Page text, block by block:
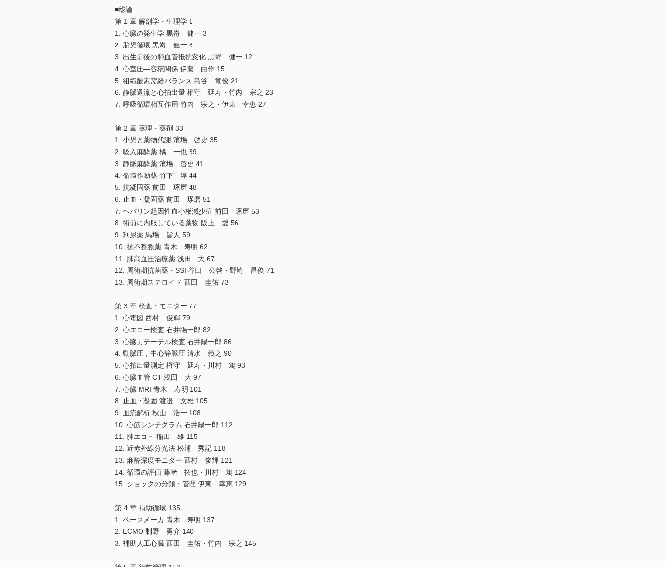
■総論
第 1 章 解剖学・生理学 1
1. 心臓の発生学 黒嵜 健一 3
2. 胎児循環 黒嵜 健一 8
3. 出生前後の肺血管抵抗変化 黒嵜 健一 12
4. 心室圧―容積関係 伊藤 由作 15
5. 組織酸素需給バランス 島谷 竜俊 21
6. 静脈還流と心拍出量 権守 延寿・竹内 宗之 23
7. 呼吸循環相互作用 竹内 宗之・伊東 幸恵 27
第 2 章 薬理・薬剤 33
1. 小児と薬物代謝 濱場 啓史 35
2. 吸入麻酔薬 橘 一也 39
3. 静脈麻酔薬 濱場 啓史 41
4. 循環作動薬 竹下 淳 44
5. 抗凝固薬 前田 琢磨 48
6. 止血・凝固薬 前田 琢磨 51
7. ヘパリン起因性血小板減少症 前田 琢磨 53
8. 術前に内服している薬物 阪上 愛 56
9. 利尿薬 馬場 皆人 59
10. 抗不整脈薬 青木 寿明 62
11. 肺高血圧治療薬 浅田 大 67
12. 周術期抗菌薬・SSI 谷口 公啓・野崎 昌俊 71
13. 周術期ステロイド 西田 圭佑 73
第 3 章 検査・モニター 77
1. 心電図 西村 俊輝 79
2. 心エコー検査 石井陽一郎 82
3. 心臓カテーテル検査 石井陽一郎 86
4. 動脈圧，中心静脈圧 清水 義之 90
5. 心拍出量測定 権守 延寿・川村 篤 93
6. 心臓血管 CT 浅田 大 97
7. 心臓 MRI 青木 寿明 101
8. 止血・凝固 渡邉 文雄 105
9. 血流解析 秋山 浩一 108
10. 心筋シンチグラム 石井陽一郎 112
11. 肺エコ－ 稲田 雄 115
12. 近赤外線分光法 松浦 秀記 118
13. 麻酔深度モニター 西村 俊輝 121
14. 循環の評価 藤﨑 拓也・川村 篤 124
15. ショックの分類・管理 伊東 幸恵 129
第 4 章 補助循環 135
1. ペースメーカ 青木 寿明 137
2. ECMO 制野 勇介 140
3. 補助人工心臓 西田 圭佑・竹内 宗之 145